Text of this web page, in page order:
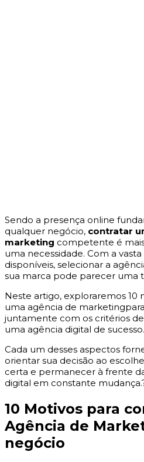
Sendo a presença online
qualquer negócio, contratar
marketing competente é
uma necessidade. Com a
disponíveis, selecionar a
sua marca pode parecer uma
Neste artigo, exploraremos 10
uma agência de
juntamente com os critérios
uma agência digital de sucesso.
Cada um desses aspectos
orientar sua decisão ao
certa e permanecer à frente
digital em constante
10 Motivos para
Agência de
negócio